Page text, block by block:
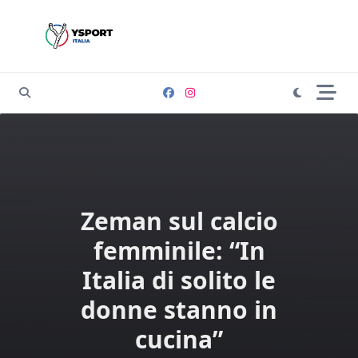
Zeman sul calcio
femminile: “In
Italia di solito le
donne stanno in
cucina”